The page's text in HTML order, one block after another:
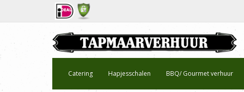
Catering Hapjesschalen BBQ/ Gourmet verhuur